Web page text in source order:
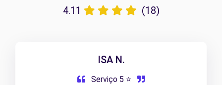
4.11 (18)
ISA N.
Serviço 5 ⭐